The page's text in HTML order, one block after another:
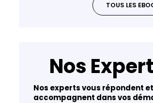
TOUS LES
Nos
Nos experts vous répondent
accompagnent dans vos